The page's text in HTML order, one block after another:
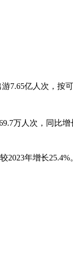
亿人次，按
万人次，同比增
年增长25.4%